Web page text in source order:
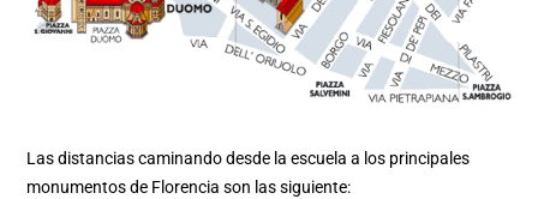
Las distancias caminando desde la escuela a los principales
monumentos de Florencia son las siguiente: